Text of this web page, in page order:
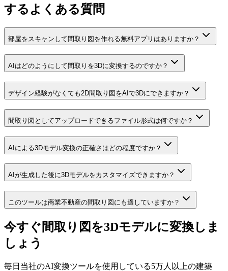
するよくある質問
部屋をスキャンして間取り図を作れる無料アプリはありますか？
AIはどのようにして間取りを3Dに変換するのですか？
デザイン経験がなくても2D間取り図をAIで3Dにできますか？
間取り図としてアップロードできるファイル形式は何ですか？
AIによる3Dモデル変換の正確さはどの程度ですか？
AIが生成した後に3Dモデルをカスタマイズできますか？
このツールは商業不動産の間取り図にも適していますか？
今すぐ間取り図を3Dモデルに変換しま
しょう
毎日当社のAI変換ツールを使用している5万人以上の建築